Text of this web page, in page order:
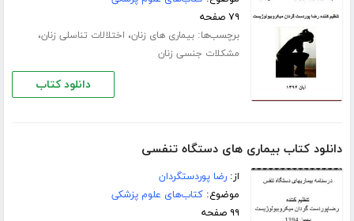
۷۹ صفحه
برچسب‌ها:بیماری های زنان، اختلالات تناسلی زنان،
مشکلات جنسی زنان
دانلود کتاب
دانلود کتاب بیماری های دستگاه تنفسی
از:رضا پوردستگردان
موضوع:کتاب‌های علوم پزشکی
۹۹ صفحه